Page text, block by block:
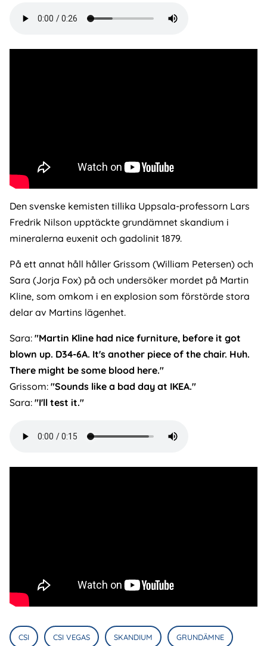
Den svenske kemisten tillika Uppsala-professorn Lars
Fredrik Nilson upptäckte grundämnet skandium i
mineralerna euxenit och gadolinit 1879.
På ett annat håll håller Grissom (William Petersen) och
Sara (Jorja Fox) på och undersöker mordet på Martin
Kline, som omkom i en explosion som förstörde stora
delar av Martins lägenhet.
Sara: "Martin Kline had nice furniture, before it got
blown up. D34-6A. It's another piece of the chair. Huh.
There might be some blood here."
Grissom: "Sounds like a bad day at IKEA."
Sara: "I'll test it."
CSI CSI VEGAS SKANDIUM GRUNDÄMNE